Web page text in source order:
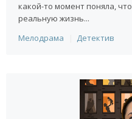
какой-то момент поняла,
реальную жизнь...
Мелодрама
Детектив